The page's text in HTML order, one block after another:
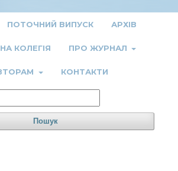
ПОТОЧНИЙ ВИПУСК АРХІВ
КОЛЕГІЯ ПРО ЖУРНАЛ
КОНТАКТИ
Пошук